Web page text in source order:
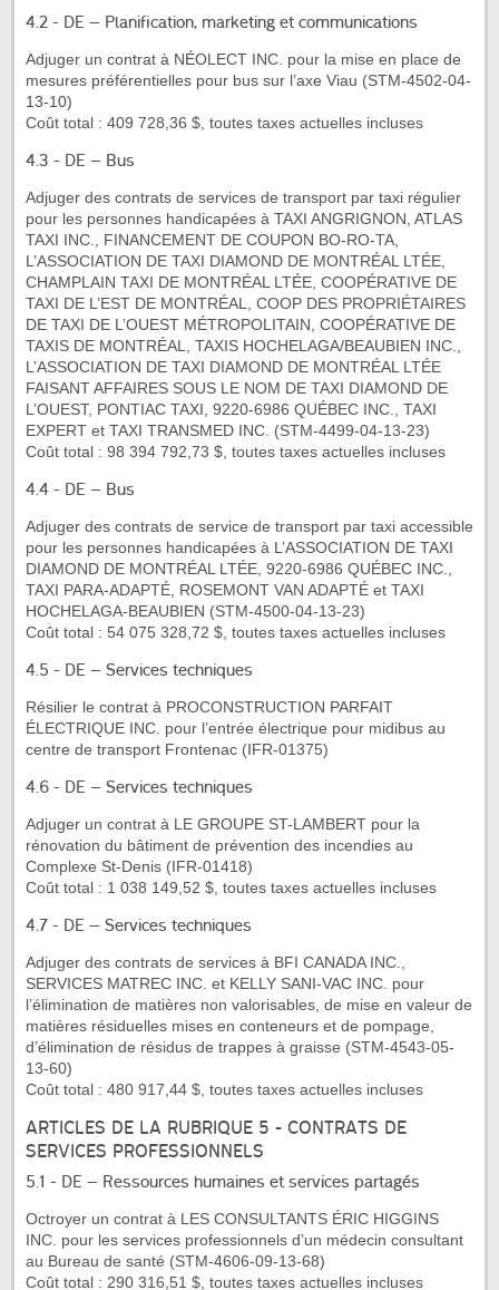
4.2 - DE – Planification, marketing et communications
Adjuger un contrat à NÉOLECT INC. pour la mise en place de
mesures préférentielles pour bus sur l’axe Viau (STM-4502-04-
13-10)
Coût total : 409 728,36 $, toutes taxes actuelles incluses
4.3 - DE – Bus
Adjuger des contrats de services de transport par taxi régulier
pour les personnes handicapées à TAXI ANGRIGNON, ATLAS
TAXI INC., FINANCEMENT DE COUPON BO-RO-TA,
L’ASSOCIATION DE TAXI DIAMOND DE MONTRÉAL LTÉE,
CHAMPLAIN TAXI DE MONTRÉAL LTÉE, COOPÉRATIVE DE
TAXI DE L’EST DE MONTRÉAL, COOP DES PROPRIÉTAIRES
DE TAXI DE L’OUEST MÉTROPOLITAIN, COOPÉRATIVE DE
TAXIS DE MONTRÉAL, TAXIS HOCHELAGA/BEAUBIEN INC.,
L’ASSOCIATION DE TAXI DIAMOND DE MONTRÉAL LTÉE
FAISANT AFFAIRES SOUS LE NOM DE TAXI DIAMOND DE
L’OUEST, PONTIAC TAXI, 9220-6986 QUÉBEC INC., TAXI
EXPERT et TAXI TRANSMED INC. (STM-4499-04-13-23)
Coût total : 98 394 792,73 $, toutes taxes actuelles incluses
4.4 - DE – Bus
Adjuger des contrats de service de transport par taxi accessible
pour les personnes handicapées à L’ASSOCIATION DE TAXI
DIAMOND DE MONTRÉAL LTÉE, 9220-6986 QUÉBEC INC.,
TAXI PARA-ADAPTÉ, ROSEMONT VAN ADAPTÉ et TAXI
HOCHELAGA-BEAUBIEN (STM-4500-04-13-23)
Coût total : 54 075 328,72 $, toutes taxes actuelles incluses
4.5 - DE – Services techniques
Résilier le contrat à PROCONSTRUCTION PARFAIT
ÉLECTRIQUE INC. pour l’entrée électrique pour midibus au
centre de transport Frontenac (IFR-01375)
4.6 - DE – Services techniques
Adjuger un contrat à LE GROUPE ST-LAMBERT pour la
rénovation du bâtiment de prévention des incendies au
Complexe St-Denis (IFR-01418)
Coût total : 1 038 149,52 $, toutes taxes actuelles incluses
4.7 - DE – Services techniques
Adjuger des contrats de services à BFI CANADA INC.,
SERVICES MATREC INC. et KELLY SANI-VAC INC. pour
l’élimination de matières non valorisables, de mise en valeur de
matières résiduelles mises en conteneurs et de pompage,
d’élimination de résidus de trappes à graisse (STM-4543-05-
13-60)
Coût total : 480 917,44 $, toutes taxes actuelles incluses
ARTICLES DE LA RUBRIQUE 5 - CONTRATS DE
SERVICES PROFESSIONNELS
5.1 - DE – Ressources humaines et services partagés
Octroyer un contrat à LES CONSULTANTS ÉRIC HIGGINS
INC. pour les services professionnels d’un médecin consultant
au Bureau de santé (STM-4606-09-13-68)
Coût total : 290 316,51 $, toutes taxes actuelles incluses